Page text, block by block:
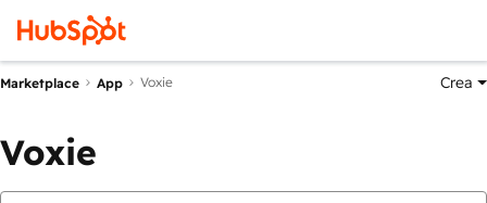
Marketplace App Voxie Crea
Voxie